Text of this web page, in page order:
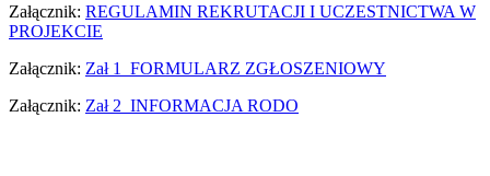
Załącznik: REGULAMIN REKRUTACJI I UCZESTNICTWA W
PROJEKCIE
Załącznik: Zał 1_FORMULARZ ZGŁOSZENIOWY
Załącznik: Zał 2_INFORMACJA RODO